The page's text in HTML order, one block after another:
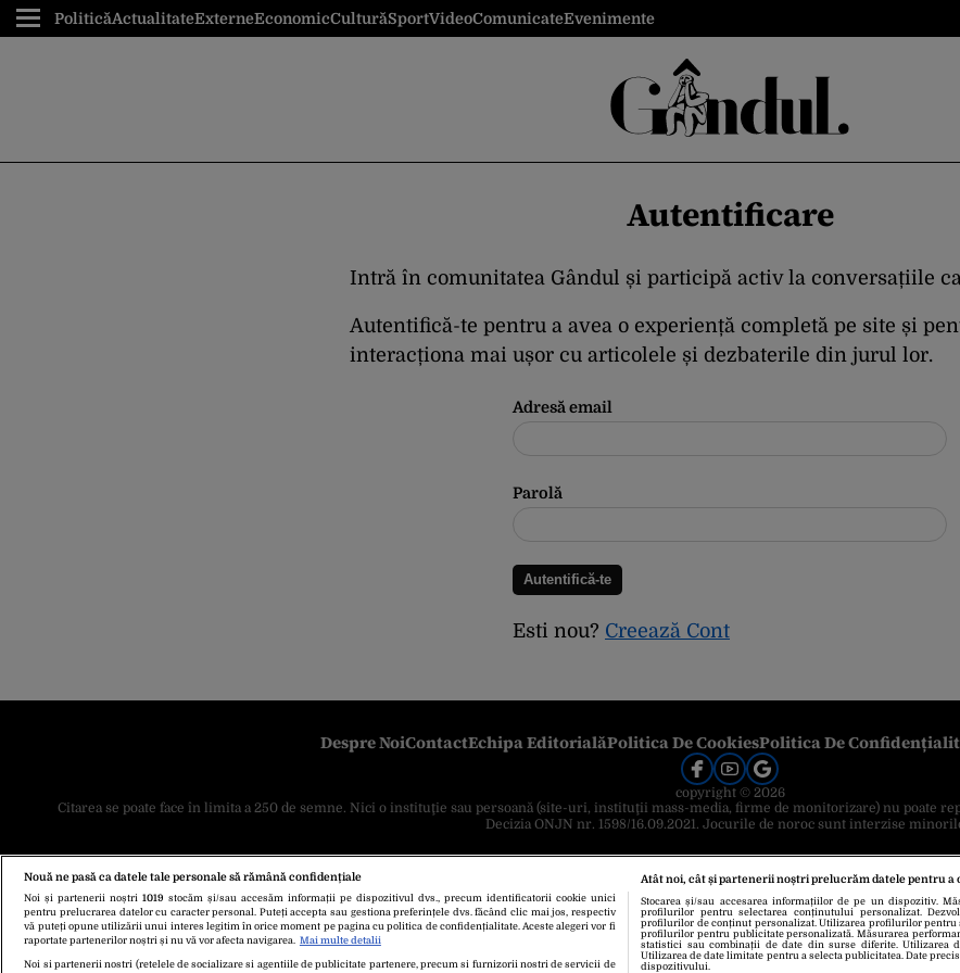
PoliticăActualitateExterneEconomicCulturăSportVideoComunicateEvenimente
Autentificare
Intră în comunitatea Gândul și participă activ la conversațiile
Autentifică-te pentru a avea o experiență completă pe site și
interacționa mai ușor cu articolele și dezbaterile din jurul lor.
Adresă email
Parolă
Esti nou? Creează Cont
Despre NoiContactEchipa EditorialăPolitica De CookiesPolitica De
copyright © 2026
Citarea se poate face în limita a 250 de semne. Nici o instituţie sau persoană (site-uri, instituţii mass-media, firme de monitorizare) nu poate
Decizia ONJN nr. 1598/16.09.2021. Jocurile de noroc sunt interzise